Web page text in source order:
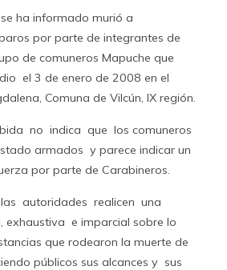
ha informado murió a
por parte de integrantes de
de comuneros Mapuche que
el 3 de enero de 2008 en el
Comuna de Vilcún, IX región.
no indica que los comuneros
armados y parece indicar un
por parte de Carabineros.
autoridades realicen una
exhaustiva e imparcial sobre lo
que rodearon la muerte de
públicos sus alcances y sus